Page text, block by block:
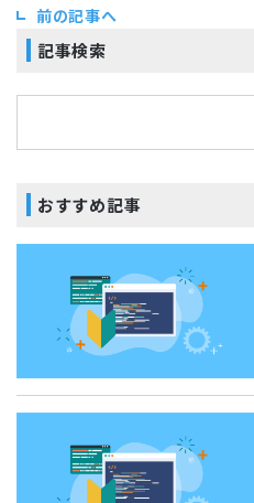
前の記事へ
記事検索
おすすめ記事